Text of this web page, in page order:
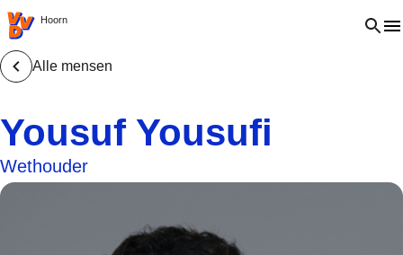
VVD.nl - Ga naar de homepage
Hoorn Open
Alle mensen
Yousuf Yousufi
Wethouder